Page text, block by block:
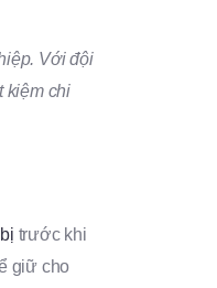
Với đội
kiệm chi
trước khi
giữ cho